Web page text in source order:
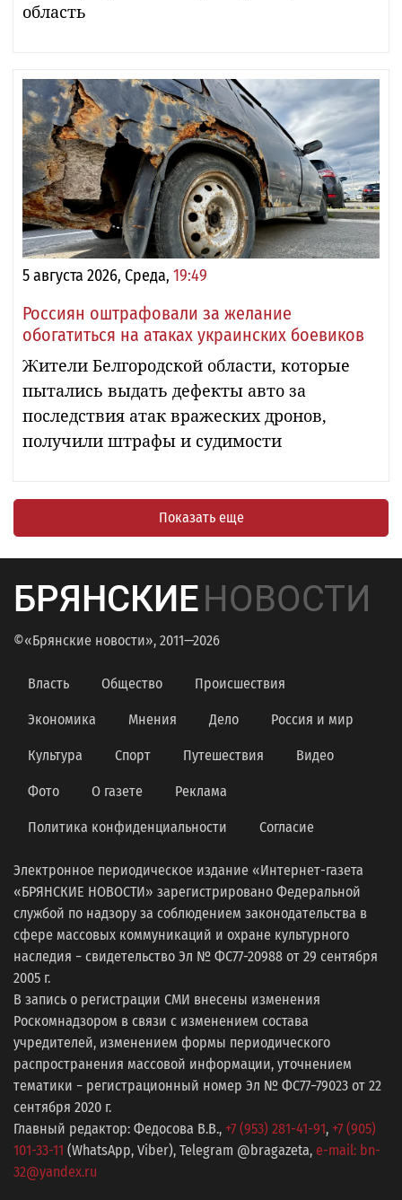
область
5 августа 2026, Среда, 19:49
Россиян оштрафовали за желание
обогатиться на атаках украинских боевиков
Жители Белгородской области, которые
пытались выдать дефекты авто за
последствия атак вражеских дронов,
получили штрафы и судимости
Показать еще
БРЯНСКИЕНОВОСТИ
©«Брянские новости», 2011—2026
Власть Общество Происшествия
Экономика Мнения Дело Россия и мир
Культура Спорт Путешествия Видео
Фото О газете Реклама
Политика конфиденциальности Согласие
Электронное периодическое издание «Интернет-газета
«БРЯНСКИЕ НОВОСТИ» зарегистрировано Федеральной
службой по надзору за соблюдением законодательства в
сфере массовых коммуникаций и охране культурного
наследия − свидетельство Эл № ФС77-20988 от 29 сентября
2005 г.
В запись о регистрации СМИ внесены изменения
Роскомнадзором в связи с изменением состава
учредителей, изменением формы периодического
распространения массовой информации, уточнением
тематики − регистрационный номер Эл № ФС77−79023 от 22
сентября 2020 г.
Главный редактор: Федосова В.В., +7 (953) 281-41-91, +7 (905)
101-33-11 (WhatsApp, Viber), Telegram @bragazeta, e-mail: bn-
32@yandex.ru